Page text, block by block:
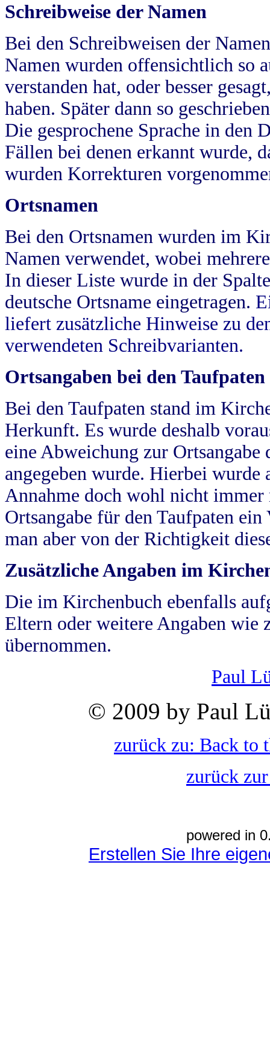
Schreibweise der Namen
Bei den Schreibweisen der
Namen wurden offensichtlich so
verstanden hat, oder besser
haben. Später dann so
Die gesprochene Sprache in
Fällen bei denen erkannt wurde,
wurden Korrekturen
Ortsnamen
Bei den Ortsnamen wurden im
Namen verwendet, wobei
In dieser Liste wurde in der
deutsche Ortsname eingetragen.
liefert zusätzliche Hinweise zu
verwendeten Schreibvarianten.
Ortsangaben bei den Taufpaten
Bei den Taufpaten stand im
Herkunft. Es wurde deshalb
eine Abweichung zur
angegeben wurde. Hierbei wurde
Annahme doch wohl nicht
Ortsangabe für den Taufpaten
man aber von der Richtigkeit
Zusätzliche Angaben im
Die im Kirchenbuch ebenfalls
Eltern oder weitere Angaben wie
übernommen.
Paul
© 2009 by Paul
zurück zu: Back to
zurück
powered in
Erstellen Sie Ihre